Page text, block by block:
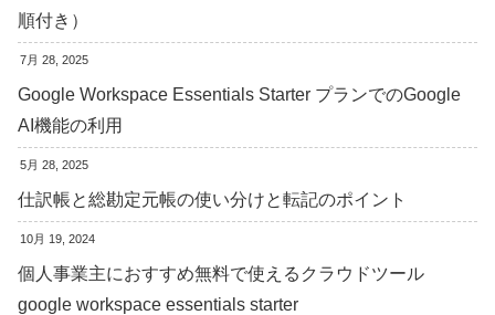
順付き）
7月 28, 2025
Google Workspace Essentials Starter プランでのGoogle
AI機能の利用
5月 28, 2025
仕訳帳と総勘定元帳の使い分けと転記のポイント
10月 19, 2024
個人事業主におすすめ無料で使えるクラウドツール
google workspace essentials starter